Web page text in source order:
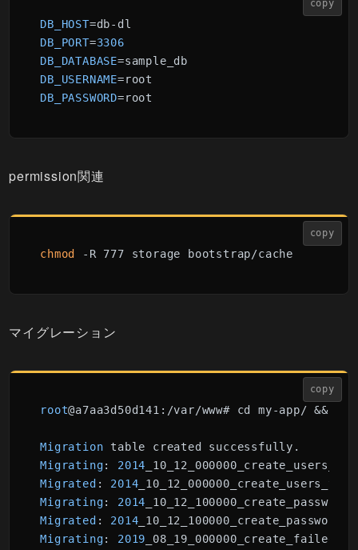
copy
DB_HOST
DB_PORT=3306
DB_DATABASE
DB_USERNAME
DB_PASSWORD=root
permission関連
copy
chmod -R 777 storage bootstrap/cache
マイグレーション
copy
root@a7aa3d50d141:/var/www# cd my-app/ &&
Migration
Migrating: 2014
Migrated : 2014
Migrating: 2014
Migrated : 2014
Migrating: 2019